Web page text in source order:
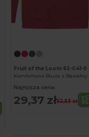
Fruit of the Loom 62-041-0
Najniższa cena:
29,37 zł52,53 zł